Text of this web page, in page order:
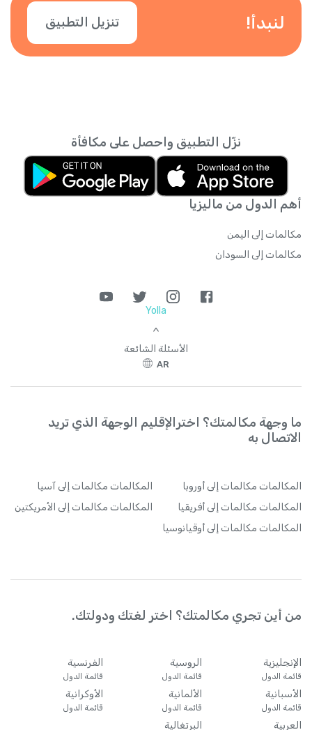
لنبدأ! تنزيل التطبيق
أهم الدول من ماليزيا
مكالمات إلى اليمن
مكالمات إلى السودان
نزّل التطبيق واحصل على مكافأة
Yolla
>
الأسئلة الشائعة
AR
ما وجهة مكالمتك؟ اخترالإقليم الوجهة الذي تريد
الاتصال به
المكالمات مكالمات إلى أوروبا المكالمات مكالمات إلى آسيا
المكالمات مكالمات إلى أفريقيا المكالمات مكالمات إلى الأمريكتين
المكالمات مكالمات إلى أوقيانوسيا
من أين تجري مكالمتك؟ اختر لغتك ودولتك.
الإنجليزية
قائمة الدول
الروسية
قائمة الدول
الفرنسية
قائمة الدول
الأسبانية
قائمة الدول
الألمانية
قائمة الدول
الأوكرانية
قائمة الدول
العربية البرتغالية